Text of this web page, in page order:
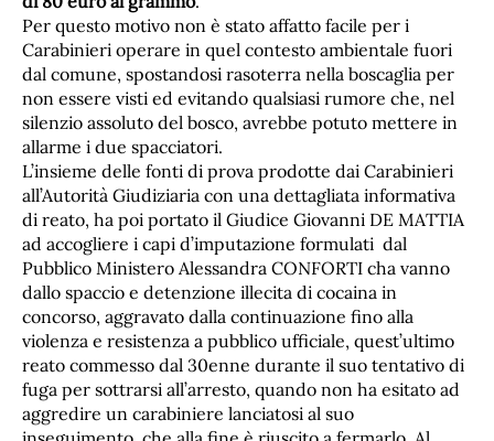
Per questo motivo non è stato affatto facile per i
Carabinieri operare in quel contesto ambientale fuori
dal comune, spostandosi rasoterra nella boscaglia per
non essere visti ed evitando qualsiasi rumore che, nel
silenzio assoluto del bosco, avrebbe potuto mettere in
allarme i due spacciatori.
L’insieme delle fonti di prova prodotte dai Carabinieri
all’Autorità Giudiziaria con una dettagliata informativa
di reato, ha poi portato il Giudice Giovanni DE MATTIA
ad accogliere i capi d’imputazione formulati dal
Pubblico Ministero Alessandra CONFORTI cha vanno
dallo spaccio e detenzione illecita di cocaina in
concorso, aggravato dalla continuazione fino alla
violenza e resistenza a pubblico ufficiale, quest’ultimo
reato commesso dal 30enne durante il suo tentativo di
fuga per sottrarsi all’arresto, quando non ha esitato ad
aggredire un carabiniere lanciatosi al suo